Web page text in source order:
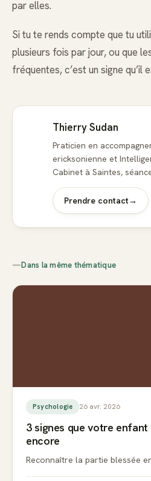
par elles.
Si tu te rends compte que tu
plusieurs fois par jour, ou que
fréquentes, c’est un signe qu’il
Thierry Sudan
Praticien en
ericksonienne et
Cabinet à Saintes,
Prendre contact→
—Dans la même thématique
Psychologie 26 avr. 2026
3 signes que votre
encore
Reconnaître la partie blessée